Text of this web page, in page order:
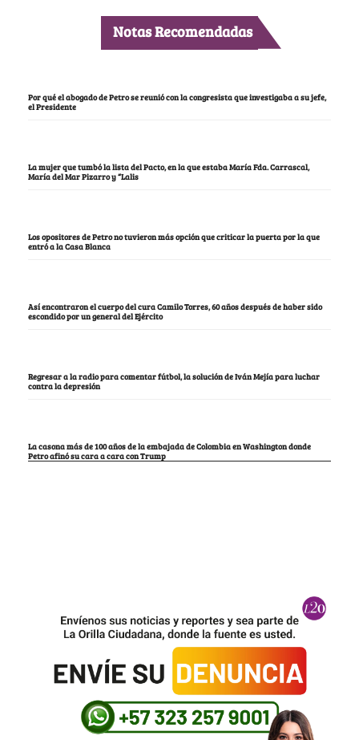
Notas Recomendadas
Por qué el abogado de Petro se reunió con la congresista que investigaba a su jefe,
el Presidente
La mujer que tumbó la lista del Pacto, en la que estaba María Fda. Carrascal,
María del Mar Pizarro y “Lalis
Los opositores de Petro no tuvieron más opción que criticar la puerta por la que
entró a la Casa Blanca
Así encontraron el cuerpo del cura Camilo Torres, 60 años después de haber sido
escondido por un general del Ejército
Regresar a la radio para comentar fútbol, la solución de Iván Mejía para luchar
contra la depresión
La casona más de 100 años de la embajada de Colombia en Washington donde
Petro afinó su cara a cara con Trump